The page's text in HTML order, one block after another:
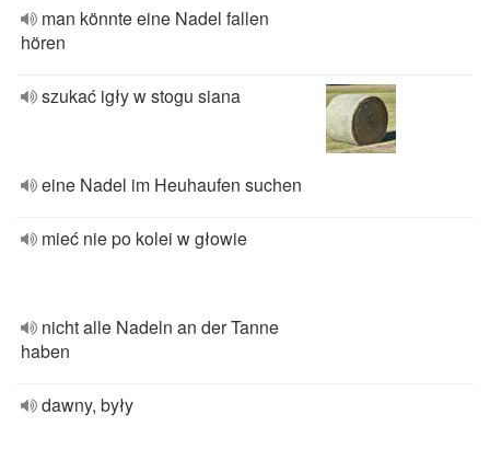
man könnte eine Nadel fallen
hören
szukać igły w stogu siana
eine Nadel im Heuhaufen suchen
mieć nie po kolei w głowie
nicht alle Nadeln an der Tanne
haben
dawny, były